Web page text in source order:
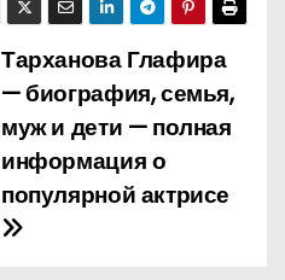
Тарханова Глафира
— биография, семья,
муж и дети — полная
информация о
популярной актрисе